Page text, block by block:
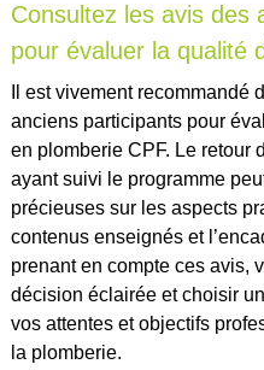
Consultez les avis des
pour évaluer la qualité
Il est vivement recommandé
anciens participants pour
en plomberie CPF. Le retour
ayant suivi le programme
précieuses sur les aspects
contenus enseignés et
prenant en compte ces avis,
décision éclairée et choisir
vos attentes et objectifs
la plomberie.